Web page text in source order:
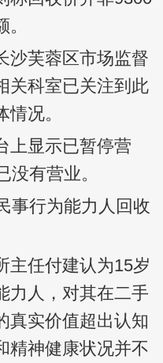
芙蓉区市场监督
关科室已关注到此
况。
显示已暂停营
没有营业。
行为能力人回收
任付建认为15岁
力人，对其在二手
真实价值超出认知
精神健康状况并不